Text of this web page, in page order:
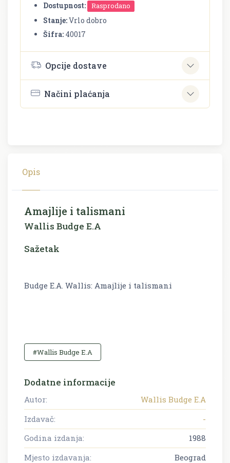
Dostupnost:
Rasprodano
Stanje:Vrlo dobro
Šifra: 40017
Opcije dostave
Načini plaćanja
Opis
Amajlije i talismani
Wallis Budge E.A
Sažetak
Budge E.A. Wallis: Amajlije i talismani
#Wallis Budge E.A
Dodatne informacije
Autor:
Wallis Budge E.A
Izdavač:
-
Godina izdanja:
1988
Mjesto izdavanja:
Beograd